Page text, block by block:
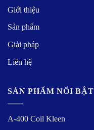
Giới thiệu
Sản phẩm
Giải pháp
Liên hệ
SẢN PHẨM NỔI BẬT
A-400 Coil Kleen